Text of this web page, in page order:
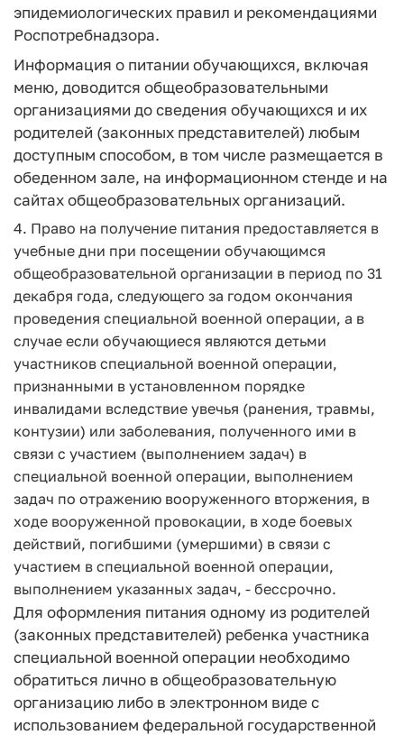
эпидемиологических правил и рекомендациями
Роспотребнадзора.
Информация о питании обучающихся, включая
меню, доводится общеобразовательными
организациями до сведения обучающихся и их
родителей (законных представителей) любым
доступным способом, в том числе размещается в
обеденном зале, на информационном стенде и на
сайтах общеобразовательных организаций.
4. Право на получение питания предоставляется в
учебные дни при посещении обучающимся
общеобразовательной организации в период по 31
декабря года, следующего за годом окончания
проведения специальной военной операции, а в
случае если обучающиеся являются детьми
участников специальной военной операции,
признанными в установленном порядке
инвалидами вследствие увечья (ранения, травмы,
контузии) или заболевания, полученного ими в
связи с участием (выполнением задач) в
специальной военной операции, выполнением
задач по отражению вооруженного вторжения, в
ходе вооруженной провокации, в ходе боевых
действий, погибшими (умершими) в связи с
участием в специальной военной операции,
выполнением указанных задач, - бессрочно.
Для оформления питания одному из родителей
(законных представителей) ребенка участника
специальной военной операции необходимо
обратиться лично в общеобразовательную
организацию либо в электронном виде с
использованием федеральной государственной